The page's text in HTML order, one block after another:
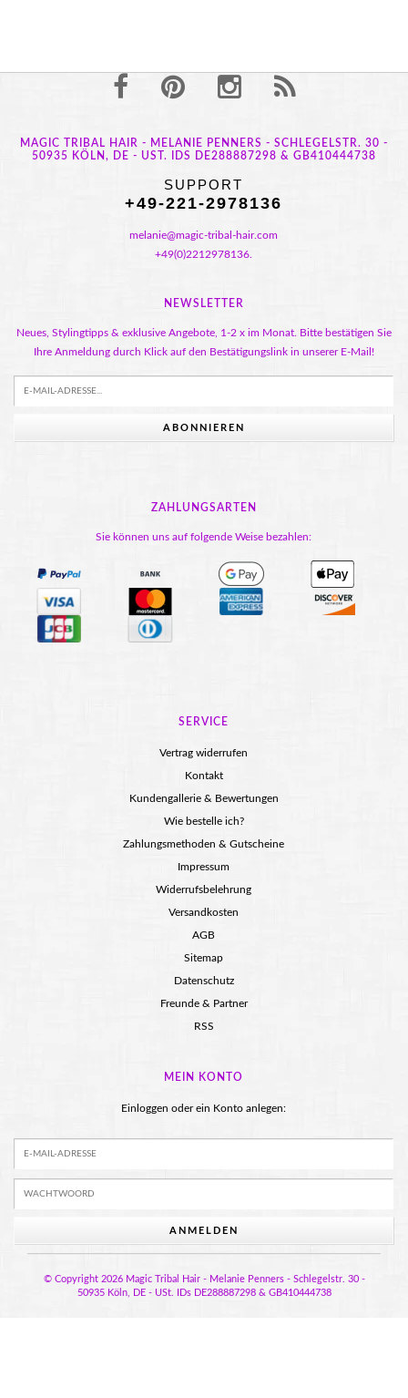
MAGIC TRIBAL HAIR - MELANIE PENNERS - SCHLEGELSTR. 30 -
50935 KÖLN, DE - UST. IDS DE288887298 & GB410444738
SUPPORT
+49-221-2978136
melanie@magic-tribal-hair.com
+49(0)2212978136.
NEWSLETTER
Neues, Stylingtipps & exklusive Angebote, 1-2 x im Monat. Bitte bestätigen Sie
Ihre Anmeldung durch Klick auf den Bestätigungslink in unserer E-Mail!
ABONNIEREN
ZAHLUNGSARTEN
Sie können uns auf folgende Weise bezahlen:
SERVICE
Vertrag widerrufen
Kontakt
Kundengallerie & Bewertungen
Wie bestelle ich?
Zahlungsmethoden & Gutscheine
Impressum
Widerrufsbelehrung
Versandkosten
AGB
Sitemap
Datenschutz
Freunde & Partner
RSS
MEIN KONTO
Einloggen oder ein Konto anlegen:
ANMELDEN
© Copyright 2026 Magic Tribal Hair - Melanie Penners - Schlegelstr. 30 -
50935 Köln, DE - USt. IDs DE288887298 & GB410444738